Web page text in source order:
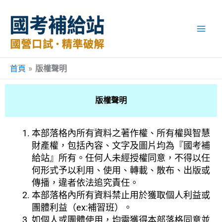
內
首頁 » 版權聲明
版權聲明
本部落格內所有資料之著作權、所有權與智慧
財產權，包括內容、文字及圖片均為『國考補
給站』所有。任何人未經授權同意，不得以任
何形式予以利用、使用、轉載、散布、出版或
傳播，違者依法追究責任。
本部落格內所有資料禁止用於獲取個人利益或
團體利益（ex:補習班）。
如個人或團體使用，均需獲得本部落格同意並